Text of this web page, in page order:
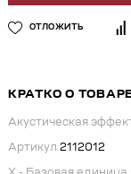
ОТЛОЖИТЬ
КРАТКО О
Акустическая
Артикул 2112012